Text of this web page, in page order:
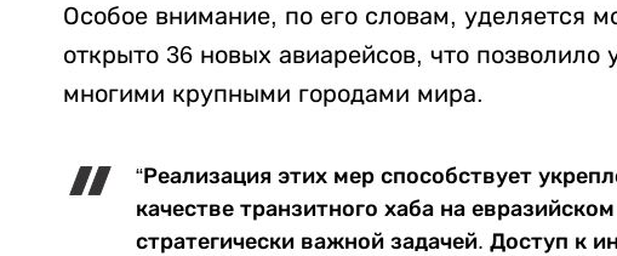
Особое внимание, по его словам, уделяется
открыто 36 новых авиарейсов, что позволило
многими крупными городами мира.
“Реализация этих мер способствует
качестве транзитного хаба на
стратегически важной задачей. Доступ к